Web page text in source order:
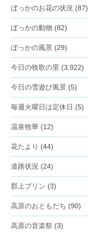
ぼっかのお花の状況 (87)
ぼっかの動物 (82)
ぼっかの風景 (29)
今日の牧歌の里 (3,922)
今日の雪遊び風景 (5)
毎週火曜日は定休日 (5)
温泉牧華 (12)
花たより (44)
道路状況 (24)
郡上プリン (3)
高原のおともだち (90)
高原の音楽祭 (3)